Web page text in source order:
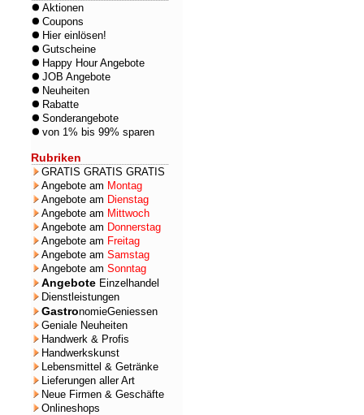
Aktionen
Coupons
Hier einlösen!
Gutscheine
Happy Hour Angebote
JOB Angebote
Neuheiten
Rabatte
Sonderangebote
von 1% bis 99% sparen
Rubriken
GRATIS GRATIS GRATIS
Angebote am Montag
Angebote am Dienstag
Angebote am Mittwoch
Angebote am Donnerstag
Angebote am Freitag
Angebote am Samstag
Angebote am Sonntag
Angebote Einzelhandel
Dienstleistungen
GastronomieGeniessen
Geniale Neuheiten
Handwerk & Profis
Handwerkskunst
Lebensmittel & Getränke
Lieferungen aller Art
Neue Firmen & Geschäfte
Onlineshops